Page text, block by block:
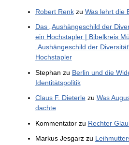
Robert Renkzu Was lehrt die
Das „Aushängeschild der
ein Hochstapler | Bibelkreis
„Aushängeschild der
Hochstapler
Stephan zu Berlin und die
Identitätspolitik
Claus F. Dieterlezu Was
dachte
Kommentatorzu Rechter
Markus Jesgarzzu